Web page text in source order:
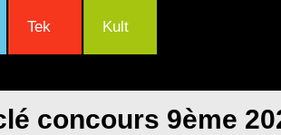
Tek Kult
concours 9ème